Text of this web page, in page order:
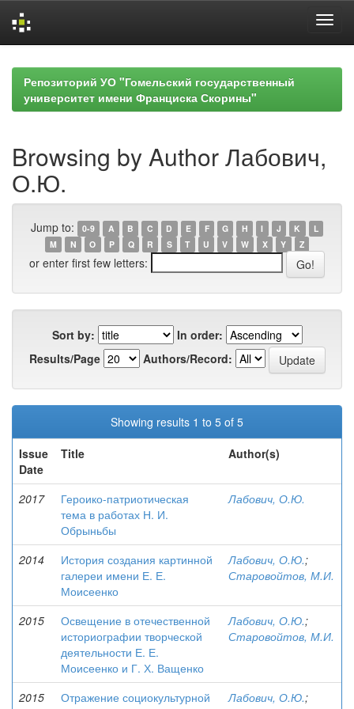
navigationРепозиторий УО "Гомельский государственный
университет имени Франциска Скорины"
Browsing by Author Лабович,
О.Ю.
Jump to: 0-9 A B C D E F G H I J K
L
M
N O P Q R S T U V W X Y Z
or enter first few letters:
Sort by:
In order:
Results/Page
Authors/Record:
Showing results 1 to 5 of 5
Issue
Date
Title Author(s)
2017
Героико-патриотическая
тема в работах Н. И.
Обрыньбы
Лабович, О.Ю.
2014
История создания картинной
галереи имени Е. Е.
Моисеенко
Лабович, О.Ю.;
Старовойтов, М.И.
2015
Освещение в отечественной
историографии творческой
деятельности Е. Е.
Моисеенко и Г. Х. Ващенко
Лабович, О.Ю.;
Старовойтов, М.И.
2015
Отражение социокультурной
Лабович, О.Ю.;